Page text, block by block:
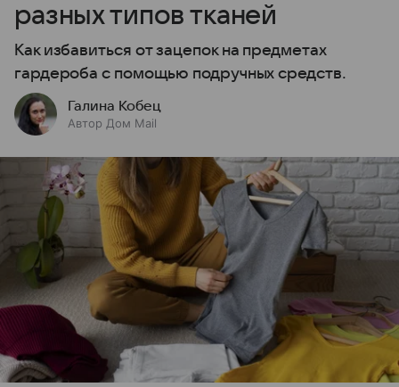
разных типов тканей
Как избавиться от зацепок на предметах
гардероба с помощью подручных средств.
Галина Кобец
Автор Дом Mail